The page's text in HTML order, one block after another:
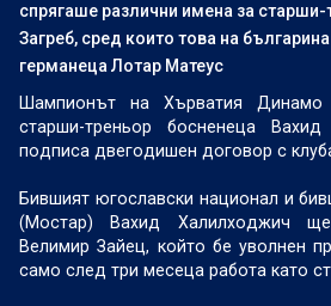
спрягаше различни имена за старши-
Загреб, сред които това на
германеца Лотар Матеус
Шампионът на Хърватия Динамо
старши-треньор босненеца
подписа двегодишен договор с
Бившият югославски национал и
(Мостар) Вахид Халилходжич
Велимир Зайец, който бе уволнен
само след три месеца работа като